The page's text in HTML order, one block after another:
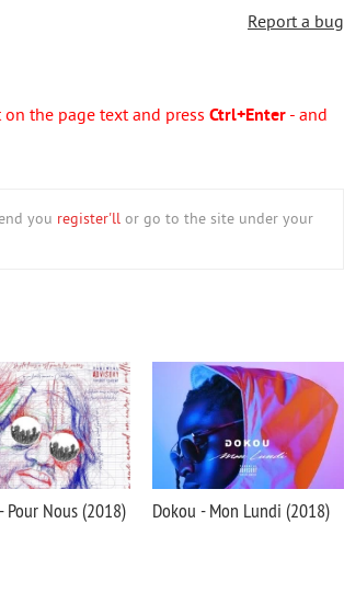
Report a bug
the page text and press Ctrl+Enter - and
you register'll or go to the site under your
Pour Nous (2018) Dokou - Mon Lundi (2018)